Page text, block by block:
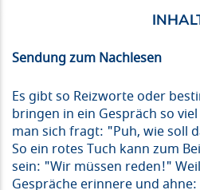
Sendung zum Nachlesen
Es gibt so Reizworte oder
bringen in ein Gespräch so
man sich fragt: "Puh, wie soll
So ein rotes Tuch kann zum
sein: "Wir müssen reden!"
Gespräche erinnere und